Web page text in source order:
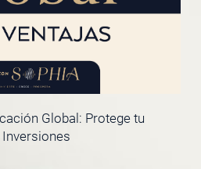
Global: Protege tu